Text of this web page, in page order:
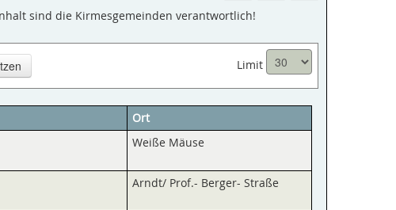
sind die Kirmesgemeinden verantwortlich!
Limit
Ort
Weiße Mäuse
Arndt/ Prof.- Berger- Straße